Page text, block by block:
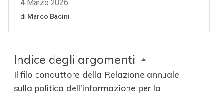
Indice degli argomenti
Il filo conduttore della Relazione annuale
sulla politica dell’informazione per la